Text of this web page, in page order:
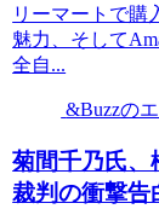
リーマートで購
魅力、そして
全自...
&Buzzの
菊間千乃氏、
裁判の衝撃告